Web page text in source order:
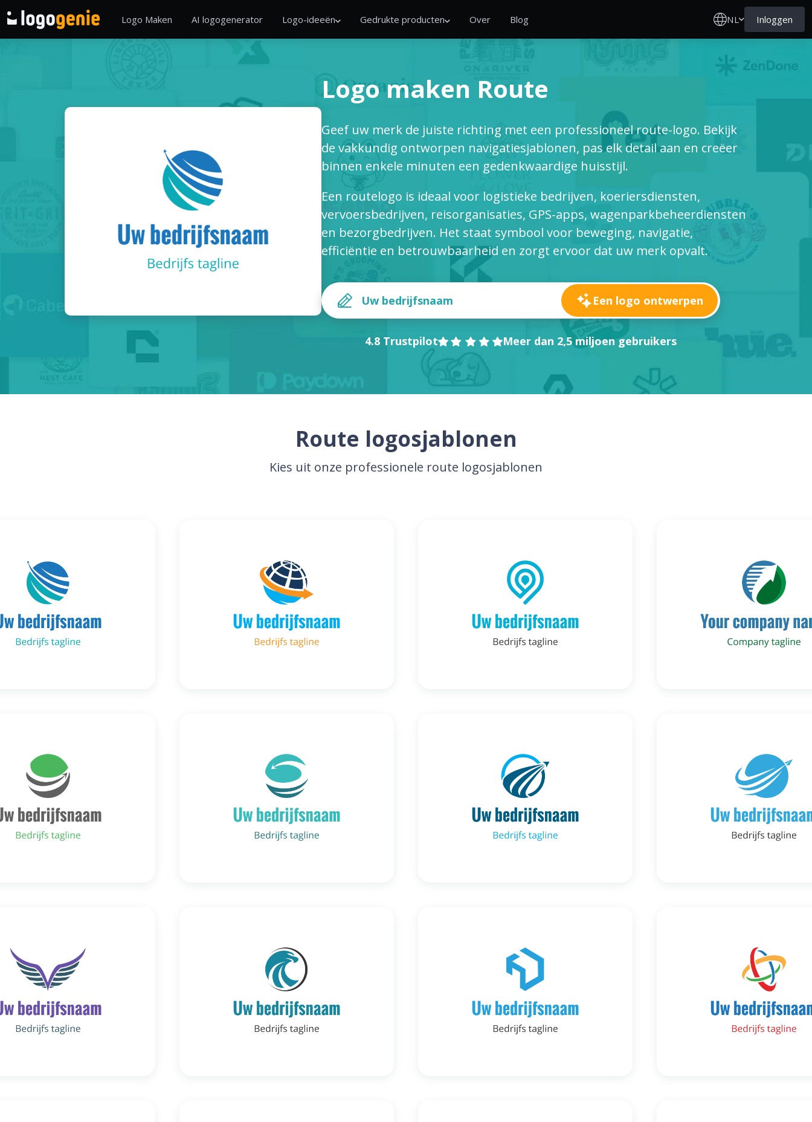
Logo Maken AI logogenerator Logo-ideeën Gedrukte producten Over Blog NL Inloggen
Logo maken Route
Geef uw merk de juiste richting met een professioneel route-logo. Bekijk
de vakkundig ontworpen navigatiesjablonen, pas elk detail aan en creëer
binnen enkele minuten een gedenkwaardige huisstijl.
Een routelogo is ideaal voor logistieke bedrijven, koeriersdiensten,
vervoersbedrijven, reisorganisaties, GPS-apps, wagenparkbeheerdiensten
en bezorgbedrijven. Het staat symbool voor beweging, navigatie,
efficiëntie en betrouwbaarheid en zorgt ervoor dat uw merk opvalt.
Een logo ontwerpen
4.8 Trustpilot Meer dan 2,5 miljoen gebruikers
Route logosjablonen
Kies uit onze professionele route logosjablonen